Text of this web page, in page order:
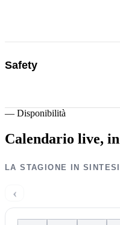
Safety
— Disponibilità
Calendario live,
LA STAGIONE IN
‹